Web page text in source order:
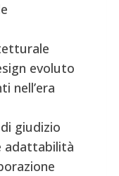
evoluto
nell’era
giudizio
adattabilità